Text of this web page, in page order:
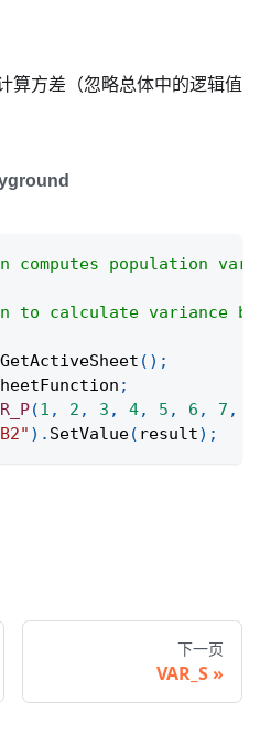
算方差（忽略总体中的逻辑值
computes population
to calculate variance
GetActiveSheet ( ) ;
;
(1 , 2 , 3 , 4, 5 , 6 , 7 ,
) . SetValue( result) ;
下一页
VAR_S